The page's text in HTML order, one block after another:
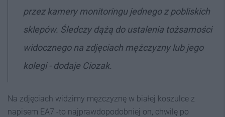
przez kamery monitoringu jednego z pobliskich
sklepów. Śledczy dążą do ustalenia tożsamości
widocznego na zdjęciach mężczyzny lub jego
kolegi - dodaje Ciozak.
Na zdjęciach widzimy mężczyznę w białej koszulce z
napisem EA7 -to najprawdopodobniej on, chwilę po